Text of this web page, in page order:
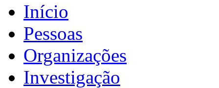
Início
Pessoas
Organizações
Investigação